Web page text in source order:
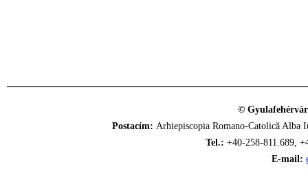
©
Postacím: Arhiepiscopia Romano-Catolică
Tel.: +40-258-811.689,
E-mail: